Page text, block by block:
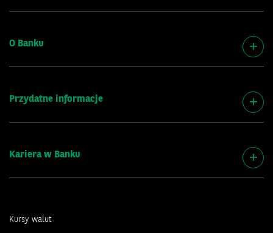
Kursy walut
O Banku
Przydatne informacje
Kariera w Banku